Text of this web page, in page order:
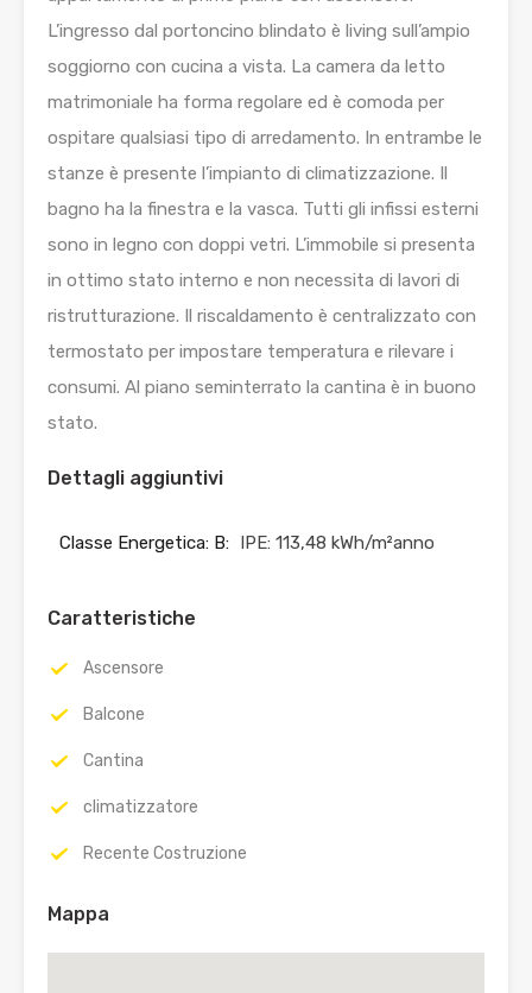
L’ingresso dal portoncino blindato è living sull’ampio
soggiorno con cucina a vista. La camera da letto
matrimoniale ha forma regolare ed è comoda per
ospitare qualsiasi tipo di arredamento. In entrambe le
stanze è presente l’impianto di climatizzazione. Il
bagno ha la finestra e la vasca. Tutti gli infissi esterni
sono in legno con doppi vetri. L’immobile si presenta
in ottimo stato interno e non necessita di lavori di
ristrutturazione. Il riscaldamento è centralizzato con
termostato per impostare temperatura e rilevare i
consumi. Al piano seminterrato la cantina è in buono
stato.
Dettagli aggiuntivi
Classe Energetica: B: IPE: 113,48 kWh/m²anno
Caratteristiche
Ascensore
Balcone
Cantina
climatizzatore
Recente Costruzione
Mappa